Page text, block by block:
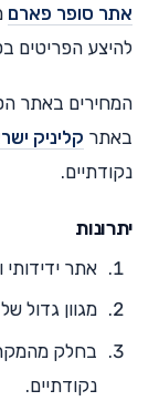
אתר סופר פארם
להיצע הפריטים
המחירים באתר
באתר קליניק
נקודתיים.
יתרונות
אתר ידידותי
מגוון גדול
בחלק
נקודתיים.